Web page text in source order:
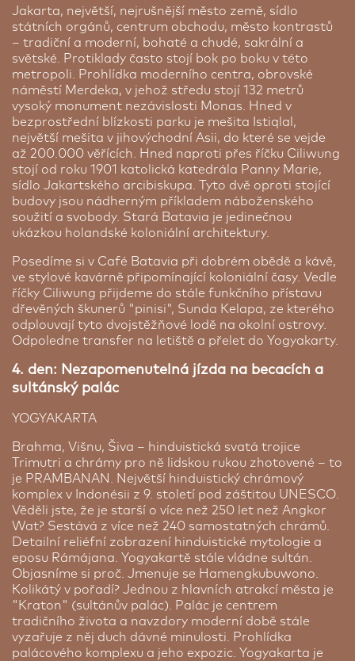
koutem/vanou a bezplatnými toaletními
potřebami. V restauraci Kedaton se podávají
vydatné mezinárodní bufety, zatímco v restauraci
Casa Mia Pizza & Pasta je stolování u bazénu.
dispozici je také lobby bar a 24hodinová pokojová
služba.
Tamarin Hotel Jakarta ★★★
Jakarta | 1 noc
Hotel Tamarin ze sítě Ibis leží v centrální části
Jakarty jen cca kilometr chůze od Národního
monumentu, který patří k moderním symbolům
města. Z hotelu jste u něj za cca 15 minut chůze.
Pokoje jsou příjemné, čisté a jsou vybaveny
výhledem do města. Hotel nabízí také bazén, SPA
s masážemi, směnárnu či snídaňový bufet s
bohatým výběrem. Na večeři můžete jít i v hotelu
do restaurace La Table s indonéskou i
mezinárodní kuchyní.
The Ritz Carlton Bali ***** | 4 noci
Pokud si chcete závěr zájezdu užít ve velkolepém a
luxusem stylu máme tu pro vás speciální nabídku.
Ritz Carlton je hotelová síť, která nabízí to
nejlepší, co hotely dokáží dát. Luxus a elegantní
servis jsou vždy na prvním místě. Hotel patří
jednoznačně mezi nejlepší hotely na Bali. Necelých
30 minut jízdy z letiště a na okraji krásné jemné
písečné pláže na vás čeká královský servis. Velký a
prostorný areál s bazénem, sportovišti, knihovnou
a obchody. Každý den si budete vychutnávat
panoramatický výhled na Indický oceán. Pokoje
jsou vybaveny nejmodernější technikou,
soukromou terasou, luxusní koupelnou se
značkovou kosmetikou prostě vše, co očekáváte
od špičkového exkluzivního resortu. Váš pokoj typu
Sawangan Junior Suite je skutečně rozlehlý, má
100m2. Vybrat si můžete z 3 restaurací, které
nabízejí jídla japonské, italské a mezinárodní
kuchyně, jakož i osvěžující nápoje.
osobu sdílející pokoj pro dvě osoby.
Cena od: 25 610 Kč
Jakarta, největší, nejrušnější město země, sídlo
státních orgánů, centrum obchodu, město kontrastů
– tradiční a moderní, bohaté a chudé, sakrální a
světské. Protiklady často stojí bok po boku v této
metropoli. Prohlídka moderního centra, obrovské
náměstí Merdeka, v jehož středu stojí 132 metrů
vysoký monument nezávislosti Monas. Hned v
bezprostřední blízkosti parku je mešita Istiqlal,
největší mešita v jihovýchodní Asii, do které se vejde
až 200.000 věřících. Hned naproti přes říčku Ciliwung
stojí od roku 1901 katolická katedrála Panny Marie,
sídlo Jakartského arcibiskupa. Tyto dvě oproti stojící
budovy jsou nádherným příkladem náboženského
soužití a svobody. Stará Batavia je jedinečnou
ukázkou holandské koloniální architektury.
Posedíme si v Café Batavia při dobrém obědě a kávě,
ve stylové kavárně připomínající koloniální časy. Vedle
říčky Ciliwung přijdeme do stále funkčního přístavu
dřevěných škunerů "pinisi", Sunda Kelapa, ze kterého
odplouvají tyto dvojstěžňové lodě na okolní ostrovy.
Odpoledne transfer na letiště a přelet do Yogyakarty.
4. den: Nezapomenutelná jízda na becacích a
sultánský palác
YOGYAKARTA
Brahma, Višnu, Šiva – hinduistická svatá trojice
Trimutri a chrámy pro ně lidskou rukou zhotovené – to
je PRAMBANAN. Největší hinduistický chrámový
komplex v Indonésii z 9. století pod záštitou UNESCO.
Věděli jste, že je starší o více než 250 let než Angkor
Wat? Sestává z více než 240 samostatných chrámů.
Detailní reliéfní zobrazení hinduistické mytologie a
eposu Rámájana. Yogyakartě stále vládne sultán.
Objasníme si proč. Jmenuje se Hamengkubuwono.
Kolikátý v pořadí? Jednou z hlavních atrakcí města je
"Kraton" (sultánův palác). Palác je centrem
tradičního života a navzdory moderní době stále
vyzařuje z něj duch dávné minulosti. Prohlídka
palácového komplexu a jeho expozic. Yogyakarta je